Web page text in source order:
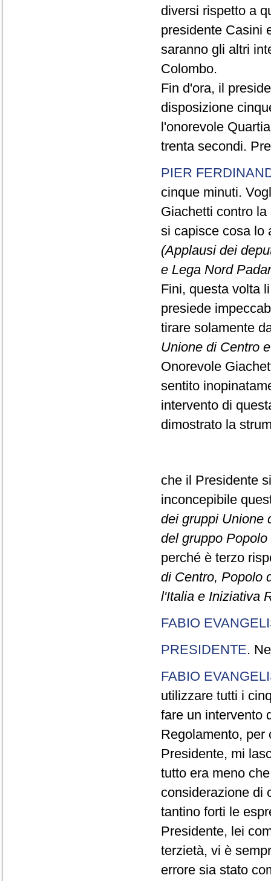
diversi rispetto a
presidente Casini
saranno gli altri
Colombo.
Fin d'ora, il
disposizione
l'onorevole
trenta secondi.
PIER
cinque minuti.
Giachetti contro
si capisce cosa lo
(Applausi dei
e Lega Nord
Fini, questa volta
presiede
tirare solamente
Unione di Centro
Onorevole
sentito
intervento di
dimostrato la
che il Presidente
inconcepibile
dei gruppi Unione
del gruppo
perché è terzo
di Centro, Popolo
l'Italia e Iniziativa
FABIO
PRESIDENTE.
FABIO
utilizzare tutti i
fare un intervento
Regolamento, per
Presidente, mi
tutto era meno
considerazione di
tantino forti le
Presidente, lei
terzietà, vi è
errore sia stato